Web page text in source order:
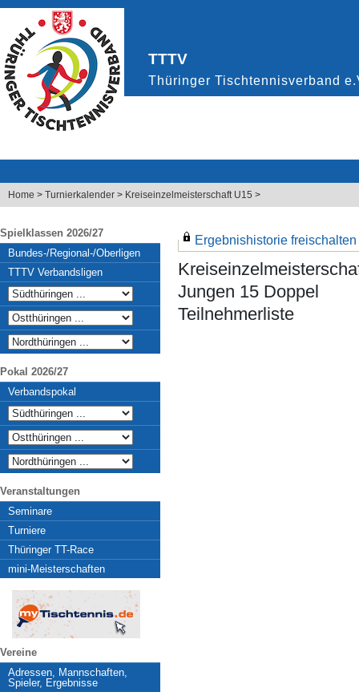
Home > Turnierkalender > Kreiseinzelmeisterschaft U15 >
Spielklassen 2026/27
Bundes-/Regional-/Oberligen
TTTV Verbandsligen
Pokal 2026/27
Verbandspokal
Veranstaltungen
Seminare
Turniere
Thüringer TT-Race
mini-Meisterschaften
Vereine
Adressen, Mannschaften,
Spieler, Ergebnisse
Ergebnishistorie freischalten
Jungen 15 Doppel
Teilnehmerliste